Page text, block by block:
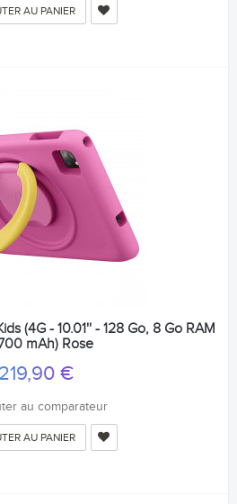
AU PANIER
(4G - 10.01'' - 128 Go, 8 Go RAM
mAh) Rose
219,90 €
au comparateur
AU PANIER